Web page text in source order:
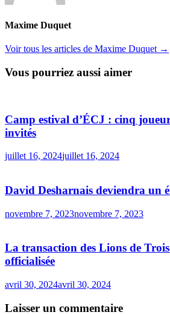
Maxime Duquet
Voir tous les articles de Maxime Duquet →
Vous pourriez aussi aimer
Camp estival d’ÉCJ : cinq
invités
juillet 16, 2024juillet 16, 2024
David Desharnais deviendra un
novembre 7, 2023novembre 7, 2023
La transaction des Lions de
officialisée
avril 30, 2024avril 30, 2024
Laisser un commentaire